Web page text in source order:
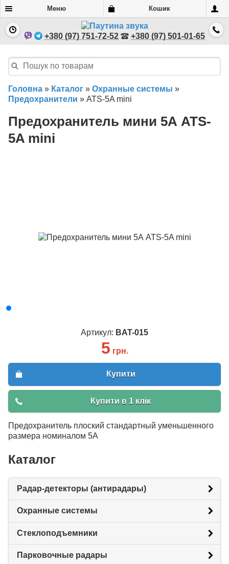
Меню Кошик
+380 (97) 751-72-52 +380 (97) 501-01-65
Головна » Каталог » Охранные системы »
Предохранители » ATS-5A mini
Предохранитель мини 5А ATS-
5A mini
Артикул: BAT-015
5 грн.
Купити
Купити в 1 клік
Предохранитель плоский стандартный уменьшенного
размера номиналом 5А
Каталог
Радар-детекторы (антирадары)
Охранные системы
Стеклоподъемники
Парковочные радары